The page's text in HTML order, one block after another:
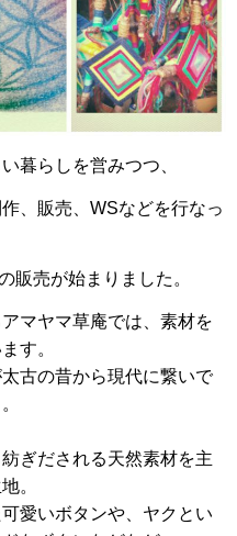
暮らしを営みつつ、
、販売、WSなどを行なっ
販売が始まりました。
マヤマ草庵では、素材を
す。
古の昔から現代に繋いで
ぎだされる天然素材を主
。
愛いボタンや、ヤクとい